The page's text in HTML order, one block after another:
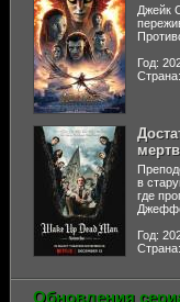
Джейк
Год:
в
где
Год:
Обновления